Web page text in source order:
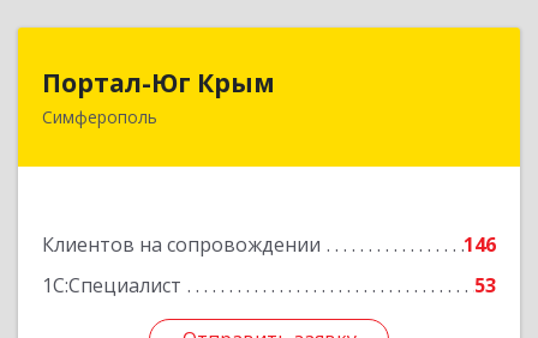
Портал-Юг Крым
Симферополь
Клиентов на сопровождении
146
1С:Специалист
53
295015, Крым Респ, Симферополь г, Козлова ул,